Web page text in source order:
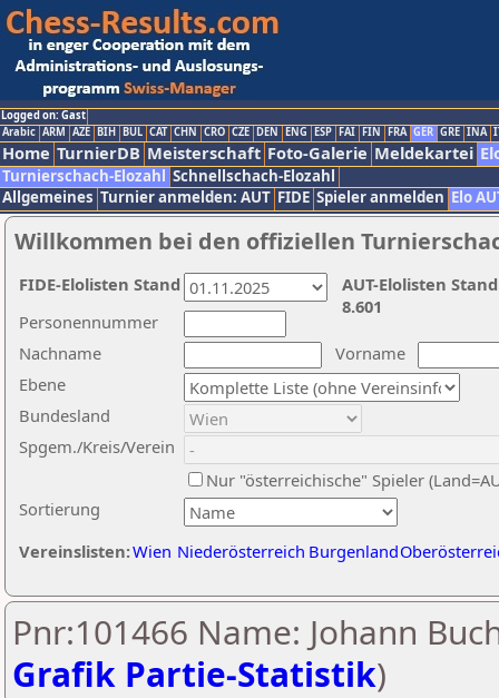
Logged on: Gast
Arabic ARM AZE BIH BUL CAT CHN CRO CZE DEN ENG ESP FAI FIN FRA GER GRE INA
Home TurnierDB Meisterschaft Foto-Galerie Meldekartei
Turnierschach-Elozahl Schnellschach-Elozahl
Allgemeines Turnier anmelden: AUT FIDE Spieler anmelden Elo
Willkommen bei den offiziellen
Nachname
Vorname
Ebene
Sortierung
Personennummer
Bundesland
Spgem./Kreis/Verein
Nur "österreichische" Spieler
Vereinslisten:Wien Niederösterreich Burgenland
AUT-Elolisten
8.601
FIDE-Elolisten Stand
Pnr:101466 Name: Johann
Grafik Partie-Statistik)